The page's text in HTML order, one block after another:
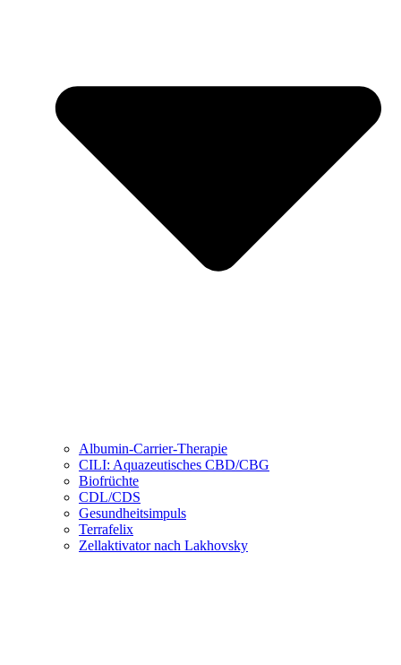
Albumin-Carrier-Therapie
CILI: Aquazeutisches CBD/CBG
Biofrüchte
CDL/CDS
Gesundheitsimpuls
Terrafelix
Zellaktivator nach Lakhovsky